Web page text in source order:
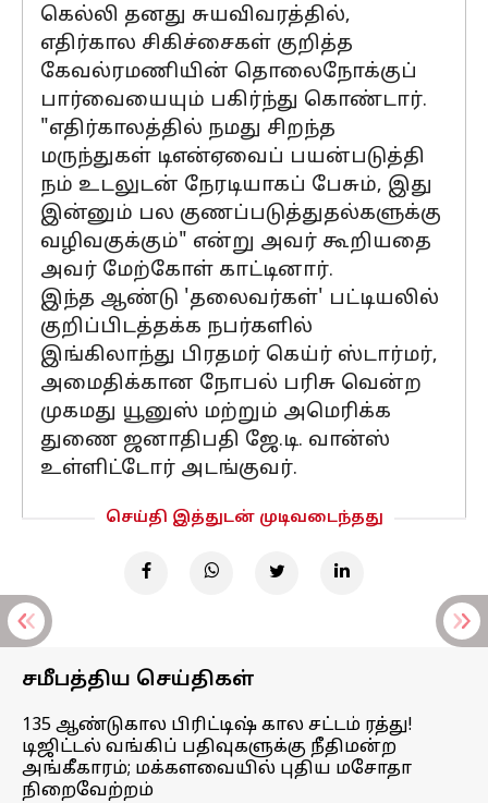
கெல்லி தனது சுயவிவரத்தில்,
எதிர்கால சிகிச்சைகள் குறித்த
கேவல்ரமணியின் தொலைநோக்குப்
பார்வையையும் பகிர்ந்து கொண்டார்.
"எதிர்காலத்தில் நமது சிறந்த
மருந்துகள் டிஎன்ஏவைப் பயன்படுத்தி
நம் உடலுடன் நேரடியாகப் பேசும், இது
இன்னும் பல குணப்படுத்துதல்களுக்கு
வழிவகுக்கும்" என்று அவர் கூறியதை
அவர் மேற்கோள் காட்டினார்.
இந்த ஆண்டு 'தலைவர்கள்' பட்டியலில்
குறிப்பிடத்தக்க நபர்களில்
இங்கிலாந்து பிரதமர் கெய்ர் ஸ்டார்மர்,
அமைதிக்கான நோபல் பரிசு வென்ற
முகமது யூனுஸ் மற்றும் அமெரிக்க
துணை ஜனாதிபதி ஜே.டி. வான்ஸ்
உள்ளிட்டோர் அடங்குவர்.
செய்தி இத்துடன் முடிவடைந்தது
சமீபத்திய செய்திகள்
135 ஆண்டுகால பிரிட்டிஷ் கால சட்டம் ரத்து!
டிஜிட்டல் வங்கிப் பதிவுகளுக்கு நீதிமன்ற
அங்கீகாரம்; மக்களவையில் புதிய மசோதா
நிறைவேற்றம்